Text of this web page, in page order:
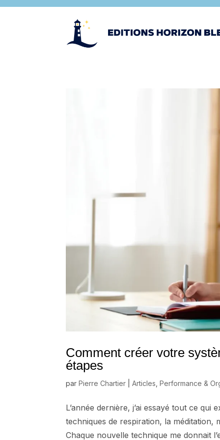
Comment créer votre
étapes
parPierre Chartier |Articles ,Performance &
L’année dernière, j’ai essayé tout ce
techniques de respiration, la méditation,
Chaque nouvelle technique me donnait